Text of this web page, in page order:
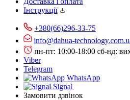
Інструкції
+380(66)296-33-75
info@dahua-
пн-пт: 10:00-18:00 сб-нд:
Viber
Telegram
WhatsApp
Signal
Замовити дзвінок